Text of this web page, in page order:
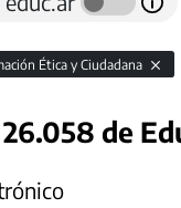
Ética y Ciudadana
26.058 de